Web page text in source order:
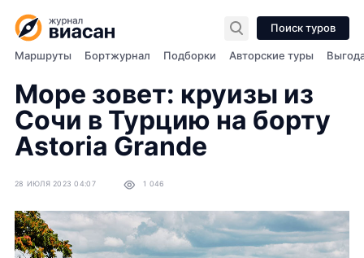
Поиск туров
Маршруты Бортжурнал Подборки Авторские туры
Море зовет: круизы из
Сочи в Турцию на борту
Astoria Grande
28 ИЮЛЯ 2023 04:07 1 046